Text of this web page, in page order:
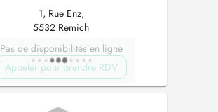
1, Rue Enz,
5532 Remich
Pas de disponibilités en ligne
Appeler pour prendre RDV